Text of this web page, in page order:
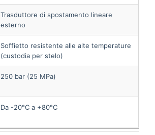
Trasduttore di spostamento lineare
esterno
Soffietto resistente alle alte temperature
(custodia per stelo)
250 bar (25 MPa)
Da -20°C a +80°C